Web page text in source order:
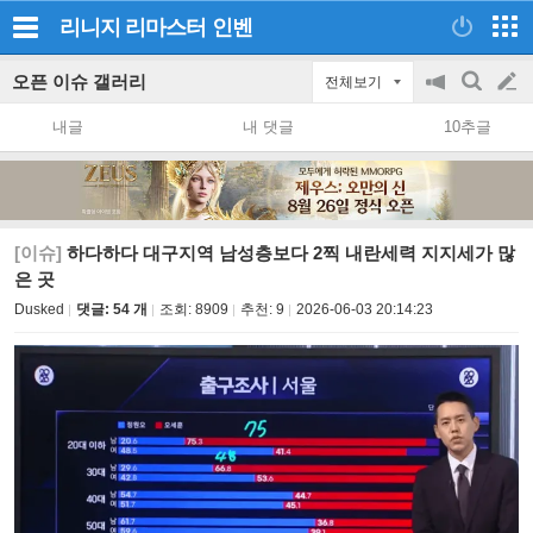
리니지 리마스터 인벤
오픈 이슈 갤러리 전체보기
공
지
on/off
검
색
글
쓰
내글 내 댓글 10추글
[이슈] 하다하다 대구지역 남성층보다 2찍 내란세력 지지세가 많
은 곳
Dusked 댓글: 54 개 조회: 8909 추천: 9 2026-06-03 20:14:23